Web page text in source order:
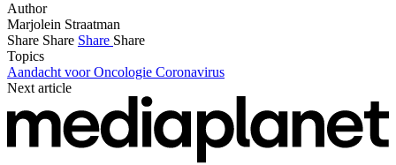
Author
Marjolein Straatman
Share Share Share Share
Topics
Aandacht voor Oncologie Coronavirus
Next article